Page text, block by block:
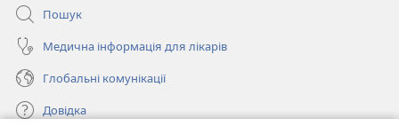
Пошук
Медична інформація для лікарів
Глобальні комунікації
Довідка